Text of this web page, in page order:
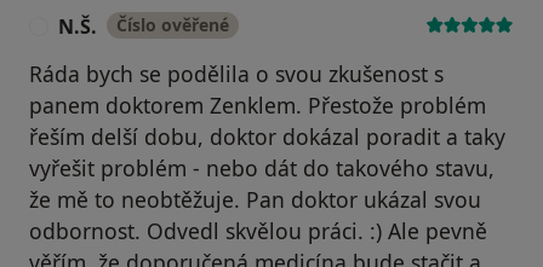
N.Š. Číslo ověřené
Ráda bych se podělila o svou zkušenost s
panem doktorem Zenklem. Přestože problém
řeším delší dobu, doktor dokázal poradit a taky
vyřešit problém - nebo dát do takového stavu,
že mě to neobtěžuje. Pan doktor ukázal svou
odbornost. Odvedl skvělou práci. :) Ale pevně